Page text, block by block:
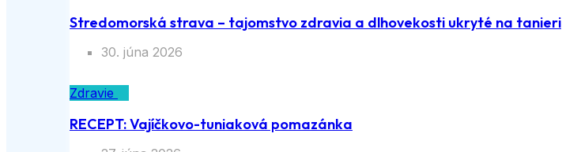
Stredomorská strava – tajomstvo zdravia a dlhovekosti ukryté na tanieri
30. júna 2026
Zdravie
RECEPT: Vajíčkovo-tuniaková pomazánka